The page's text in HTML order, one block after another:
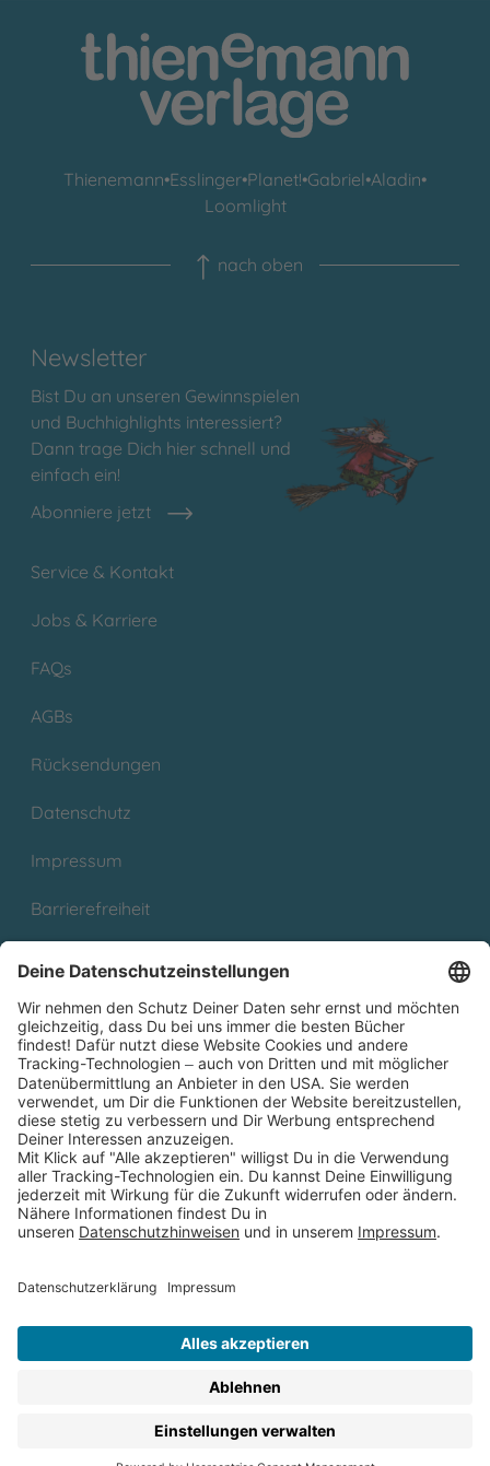
Thienemann•Esslinger•Planet!•Gabriel•Aladin•
Loomlight
nach oben
Newsletter
Bist Du an unseren Gewinnspielen
und Buchhighlights interessiert?
Dann trage Dich hier schnell und
einfach ein!
Abonniere jetzt
Service & Kontakt
Jobs & Karriere
FAQs
AGBs
Rücksendungen
Datenschutz
Impressum
Barrierefreiheit
Partnerprogramm (Affiliate)
Folge uns auf
* Versandkostenfrei ab 9,00 € Bestellwert innerhalb
Deutschlands
** Lieferzeit 1-3 Werktage innerhalb Deutschlands
Thienemann-Esslinger Verlag GmbH, Blumenstraße 36, D-70182